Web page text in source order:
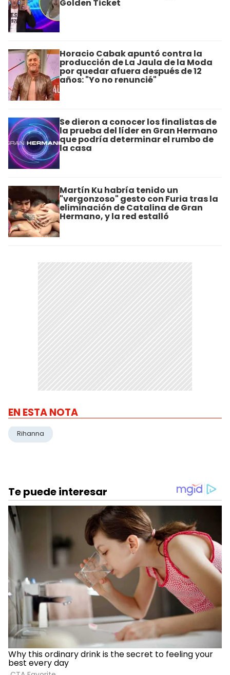
Golden Ticket
Horacio Cabak apuntó contra la
producción de La Jaula de la Moda
por quedar afuera después de 12
años: "Yo no renuncié"
Se dieron a conocer los finalistas de
la prueba del líder en Gran Hermano
que podría determinar el rumbo de
la casa
Martín Ku habría tenido un
"vergonzoso" gesto con Furia tras la
eliminación de Catalina de Gran
Hermano, y la red estalló
EN ESTA NOTA
Rihanna